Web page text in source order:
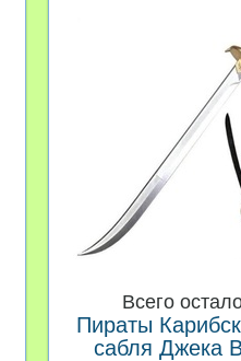
Всего
Пираты
сабля Джека